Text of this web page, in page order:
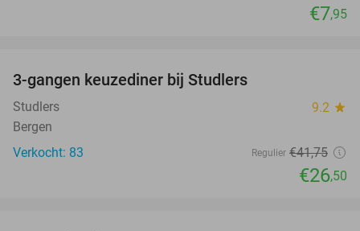
€7,95
3-gangen keuzediner bij Studlers
Studlers 9.2 star
Bergen
Verkocht: 83
Regulier €41,75
€26,50